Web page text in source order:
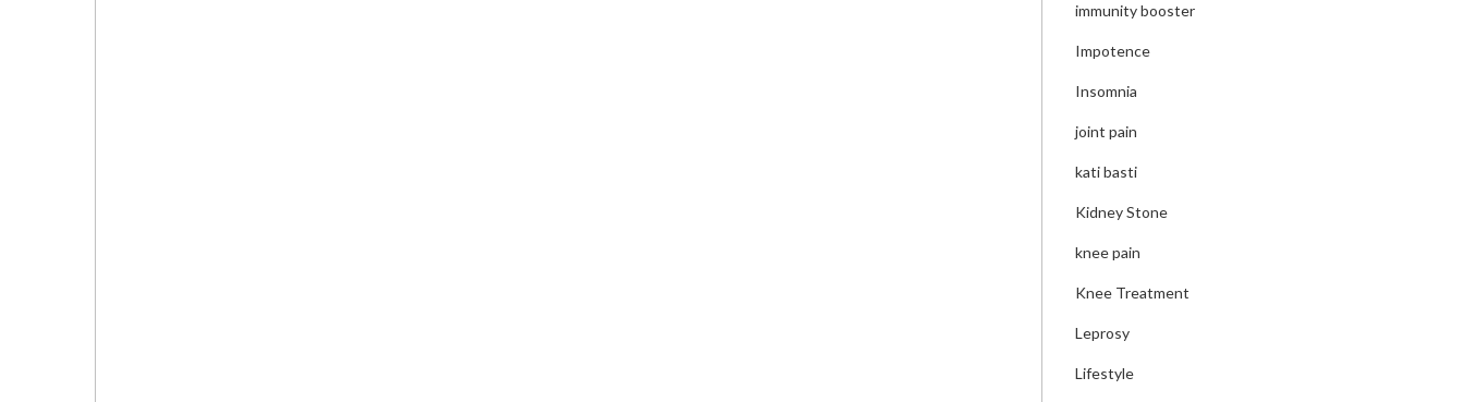
immunity booster
Impotence
Insomnia
joint pain
kati basti
Kidney Stone
knee pain
Knee Treatment
Leprosy
Lifestyle